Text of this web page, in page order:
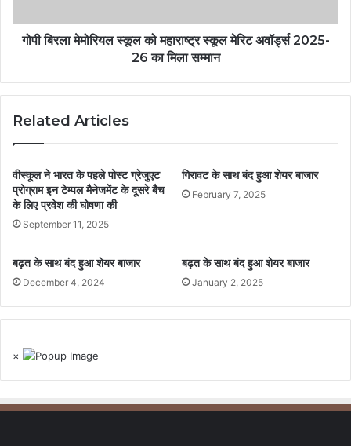
गोपी बिरला मेमोरियल स्कूल को महाराष्ट्र स्कूल मेरिट अवॉर्ड्स 2025-
26 का मिला सम्मान
Related Articles
वीस्कूल ने भारत के पहले पोस्ट ग्रेजुएट
प्रोग्राम इन टेम्पल मैनेजमेंट के दूसरे बैच
के लिए प्रवेश की घोषणा की
September 11, 2025
गिरावट के साथ बंद हुआ शेयर बाजार
February 7, 2025
बढ़त के साथ बंद हुआ शेयर बाजार
December 4, 2024
बढ़त के साथ बंद हुआ शेयर बाजार
January 2, 2025
×